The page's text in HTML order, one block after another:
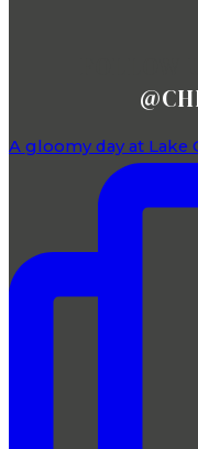
A gloomy day at Lake